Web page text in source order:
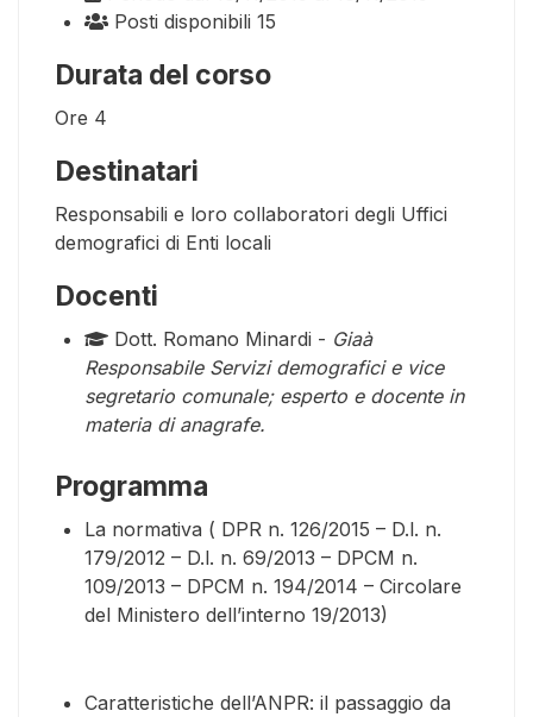
Posti disponibili 15
Durata del corso
Ore 4
Destinatari
Responsabili e loro collaboratori degli Uffici
demografici di Enti locali
Docenti
Dott. Romano Minardi - Giaà
Responsabile Servizi demografici e vice
segretario comunale; esperto e docente in
materia di anagrafe.
Programma
La normativa ( DPR n. 126/2015 – D.l. n.
179/2012 – D.l. n. 69/2013 – DPCM n.
109/2013 – DPCM n. 194/2014 – Circolare
del Ministero dell’interno 19/2013)
Caratteristiche dell’ANPR: il passaggio da